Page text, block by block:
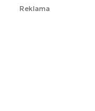
Reklama